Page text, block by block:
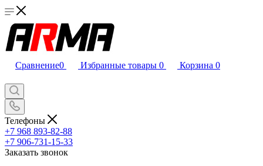
Сравнение0 Избранные товары 0 Корзина 0
Телефоны
+7 968 893-82-88
+7 906-731-15-33
Заказать звонок